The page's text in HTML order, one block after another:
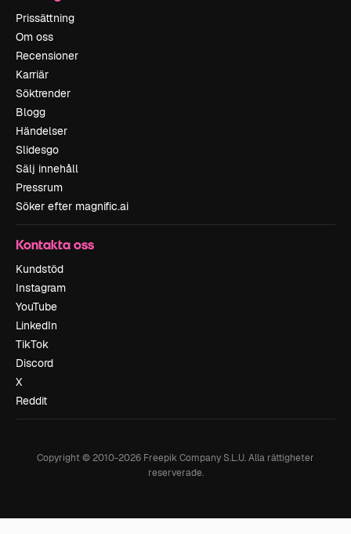
Prissättning
Om oss
Recensioner
Karriär
Söktrender
Blogg
Händelser
Slidesgo
Sälj innehåll
Pressrum
Söker efter magnific.ai
Kontakta oss
Kundstöd
Instagram
YouTube
LinkedIn
TikTok
Discord
X
Reddit
Copyright © 2010-2026 Freepik Company S.L.U.Alla rättigheter
reserverade.